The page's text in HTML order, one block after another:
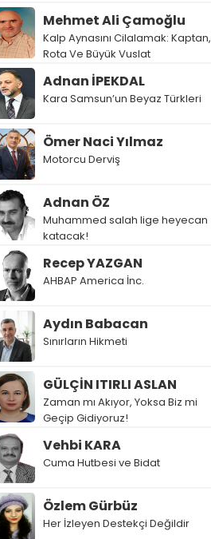
Mehmet Ali Çamoğlu
Kalp Aynasını Cilalamak: Kaptan,
Rota Ve Büyük Vuslat
Adnan İPEKDAL
Kara Samsun’un Beyaz Türkleri
Ömer Naci Yılmaz
Motorcu Derviş
Adnan ÖZ
Muhammed salah lige heyecan
katacak!
Recep YAZGAN
AHBAP America İnc.
Aydın Babacan
Sınırların Hikmeti
GÜLÇİN ITIRLI ASLAN
Zaman mı Akıyor, Yoksa Biz mi
Geçip Gidiyoruz!
Vehbi KARA
Cuma Hutbesi ve Bidat
Özlem Gürbüz
Her İzleyen Destekçi Değildir